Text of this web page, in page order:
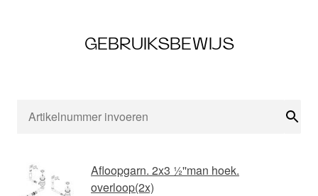
GEBRUIKSBEWIJS
Afloopgarn. 2x3 ½''man hoek.
overloop(2x)